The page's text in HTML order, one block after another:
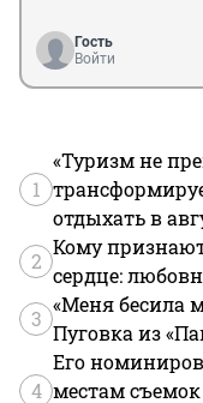
Гость
Войти
1
«Туризм не
отдыхать в
2
Кому
сердце:
3
«Меня бесила
Пуговка из
4
Его
местам